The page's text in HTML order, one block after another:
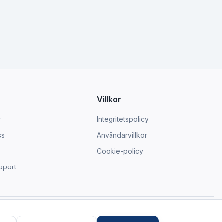
Villkor
Integritetspolicy
Användarvillkor
Cookie-policy
Prototyp för utvärdering Organisationsnummer: 123456-7890